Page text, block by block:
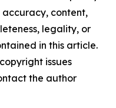
content,
legality, or
in this article.
issues
the author